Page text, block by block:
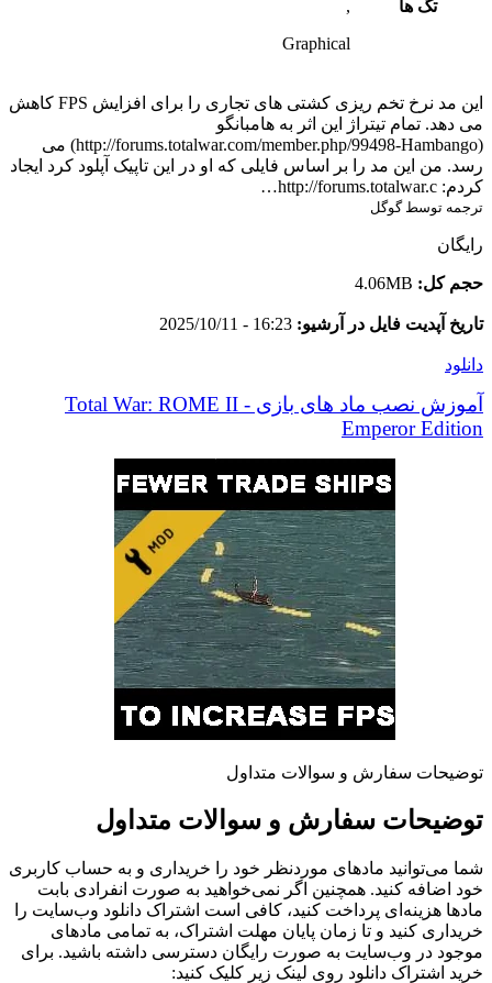
تگ ها
,
Graphical
این مد نرخ تخم ریزی کشتی های تجاری را برای افزایش FPS کاهش
می دهد. تمام تیتراژ این اثر به هامبانگو
(http://forums.totalwar.com/member.php/99498-Hambango) می
رسد. من این مد را بر اساس فایلی که او در این تاپیک آپلود کرد ایجاد
کردم: http://forums.totalwar.c…
ترجمه توسط گوگل
رایگان
حجم کل: 4.06MB
تاریخ آپدیت فایل در آرشیو: 16:23 - 2025/10/11
دانلود
آموزش نصب ماد های بازی Total War: ROME II -
Emperor Edition
توضیحات سفارش و سوالات متداول
توضیحات سفارش و سوالات متداول
شما می‌توانید مادهای موردنظر خود را خریداری و به حساب کاربری
خود اضافه کنید. همچنین اگر نمی‌خواهید به صورت انفرادی بابت
مادها هزینه‌ای پرداخت کنید، کافی است اشتراک دانلود وب‌سایت را
خریداری کنید و تا زمان پایان مهلت اشتراک، به تمامی مادهای
موجود در وب‌سایت به صورت رایگان دسترسی داشته باشید. برای
خرید اشتراک دانلود روی لینک زیر کلیک کنید: